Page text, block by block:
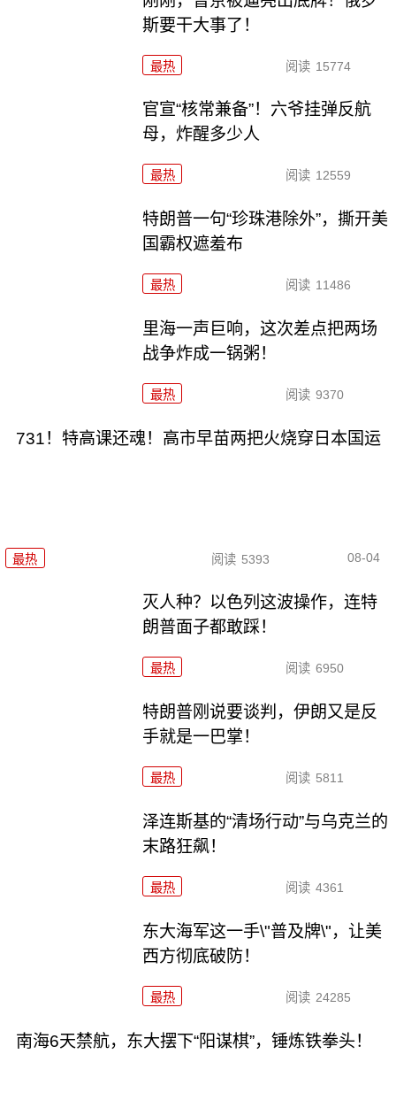
斯要干大事了！
最热 阅读 15774
官宣“核常兼备”！六爷挂弹反航
母，炸醒多少人
最热 阅读 12559
特朗普一句“珍珠港除外”，撕开美
国霸权遮羞布
最热 阅读 11486
里海一声巨响，这次差点把两场
战争炸成一锅粥！
最热 阅读 9370
731！特高课还魂！高市早苗两把火烧穿日本国运
最热 阅读 5393 08-04
灭人种？以色列这波操作，连特
朗普面子都敢踩！
最热 阅读 6950
特朗普刚说要谈判，伊朗又是反
手就是一巴掌！
最热 阅读 5811
泽连斯基的“清场行动”与乌克兰的
末路狂飙！
最热 阅读 4361
东大海军这一手\"普及牌\"，让美
西方彻底破防！
最热 阅读 24285
南海6天禁航，东大摆下“阳谋棋”，锤炼铁拳头！